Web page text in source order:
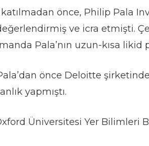
katılmadan önce, Philip Pala
ve icra etmişti.
Pala’nın uzun-kısa
önce Deloitte
yapmıştı.
Üniversitesi Yer Bilimleri